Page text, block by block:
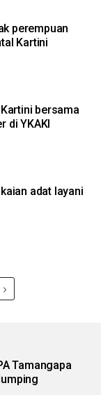
perempuan
Kartini
bersama
di YKAKI
adat layani
Tamangapa
dumping